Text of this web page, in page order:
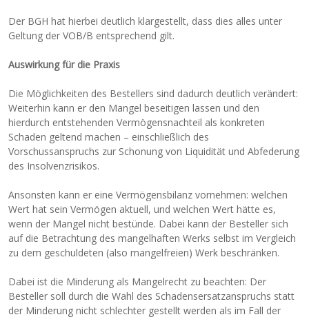
Der BGH hat hierbei deutlich klargestellt, dass dies alles unter
Geltung der VOB/B entsprechend gilt.
Auswirkung für die Praxis
Die Möglichkeiten des Bestellers sind dadurch deutlich verändert:
Weiterhin kann er den Mangel beseitigen lassen und den
hierdurch entstehenden Vermögensnachteil als konkreten
Schaden geltend machen – einschließlich des
Vorschussanspruchs zur Schonung von Liquidität und Abfederung
des Insolvenzrisikos.
Ansonsten kann er eine Vermögensbilanz vornehmen: welchen
Wert hat sein Vermögen aktuell, und welchen Wert hätte es,
wenn der Mangel nicht bestünde. Dabei kann der Besteller sich
auf die Betrachtung des mangelhaften Werks selbst im Vergleich
zu dem geschuldeten (also mangelfreien) Werk beschränken.
Dabei ist die Minderung als Mangelrecht zu beachten: Der
Besteller soll durch die Wahl des Schadensersatzanspruchs statt
der Minderung nicht schlechter gestellt werden als im Fall der